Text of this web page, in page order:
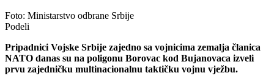
Foto: Ministarstvo odbrane Srbije
Podeli
Pripadnici Vojske Srbije zajedno sa vojnicima zemalja članica
NATO danas su na poligonu Borovac kod Bujanovaca izveli
prvu zajedničku multinacionalnu taktičku vojnu vježbu.